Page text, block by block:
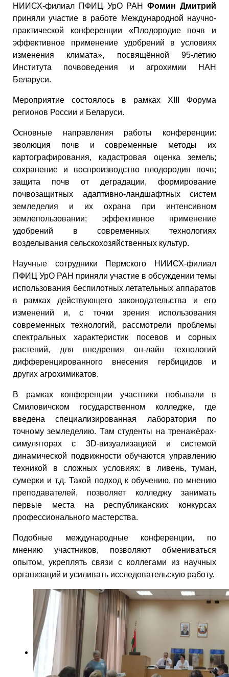
НИИСХ-филиал ПФИЦ УрО РАНФомин Дмитрий
приняли участие в работе Международной научно-
практической конференции «Плодородие почв и
эффективное применение удобрений в условиях
изменения климата», посвящённой 95-летию
Института почвоведения и агрохимии НАН
Беларуси.
Мероприятие состоялось в рамках XIII Форума
регионов России и Беларуси.
Основные направления работы конференции:
эволюция почв и современные методы их
картографирования, кадастровая оценка земель;
сохранение и воспроизводство плодородия почв;
защита почв от деградации, формирование
почвозащитных адаптивно-ландшафтных систем
земледелия и их охрана при интенсивном
землепользовании; эффективное применение
удобрений в современных технологиях
возделывания сельскохозяйственных культур.
Научные сотрудники Пермского НИИСХ-филиал
ПФИЦ УрО РАН приняли участие в обсуждении темы
использования беспилотных летательных аппаратов
в рамках действующего законодательства и его
изменений и, с точки зрения использования
современных технологий, рассмотрели проблемы
спектральных характеристик посевов и сорных
растений, для внедрения он-лайн технологий
дифференцированного внесения гербицидов и
других агрохимикатов.
В рамках конференции участники побывали в
Смиловичском государственном колледже, где
введена специализированная лаборатория по
точному земледелию. Там студенты на тренажёрах-
симуляторах с 3D-визуализацией и системой
динамической подвижности обучаются управлению
техникой в сложных условиях: в ливень, туман,
сумерки и т.д. Такой подход к обучению, по мнению
преподавателей, позволяет колледжу занимать
первые места на республиканских конкурсах
профессионального мастерства.
Подобные международные конференции, по
мнению участников, позволяют обмениваться
опытом, укреплять связи с коллегами из научных
организаций и усиливать исследовательскую работу.